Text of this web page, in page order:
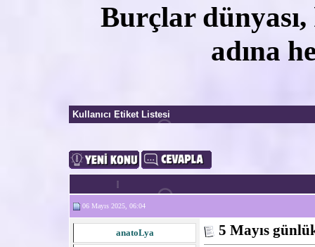
Burçlar
adına
Kullanıcı Etiket Listesi
06 Mayıs 2025, 06:04
anatoLya 5 Mayıs